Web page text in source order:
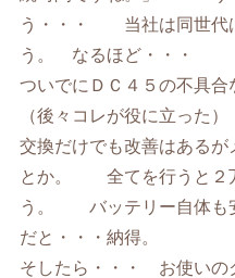
う・・・ 当社は同世代
う。 なるほど・・・
ついでにＤＣ４５の不具合
（後々コレが役に立った
交換だけでも改善はある
とか。 全てを行うと２
う。 バッテリー自体も
だと・・・納得。
そしたら・・・ お使いの